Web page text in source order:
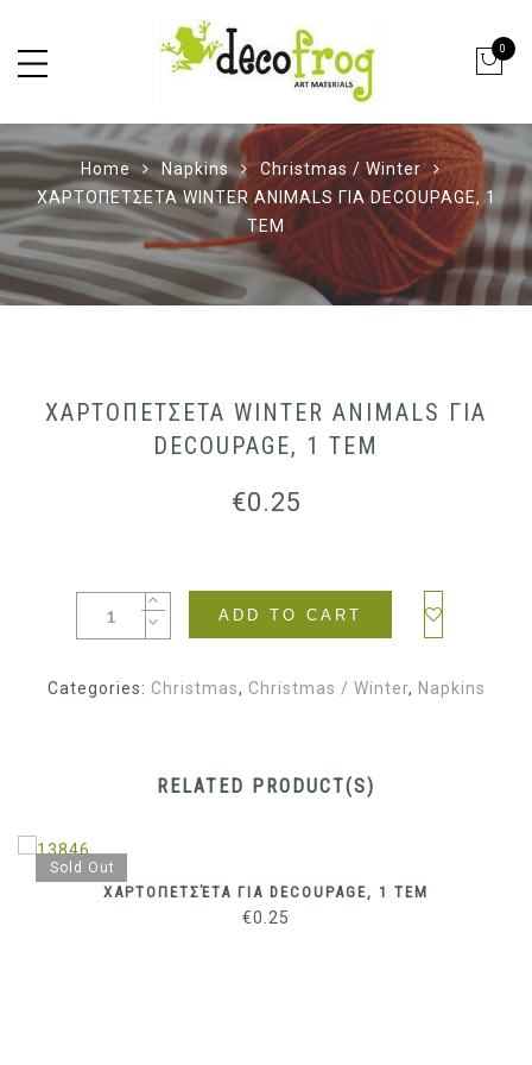
0
Home Napkins
Christmas / Winter
ΧΑΡΤΟΠΕΤΣΕΤΑ WINTER ANIMALS ΓΙΑ DECOUPAGE, 1
ΤΕΜ
ΧΑΡΤΟΠΕΤΣΕΤΑ WINTER ANIMALS ΓΙΑ
DECOUPAGE, 1 ΤΕΜ
€0.25
ADD TO CART
Categories: Christmas, Christmas / Winter, Napkins
RELATED PRODUCT(S)
Sold Out
ΧΑΡΤΟΠΕΤΣΈΤΑ ΓΙΑ DECOUPAGE, 1 ΤΕΜ
€0.25